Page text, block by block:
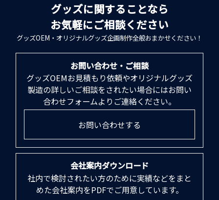
グッズに関することなら
お気軽にご相談ください
グッズOEM・オリジナルグッズ企画制作全般おまかせください！
お問い合わせ・ご相談
グッズOEMお見積もり依頼やオリジナルグッズ
製造の詳しいご相談をされたい場合にはお問い
合わせフォームよりご連絡ください。
お問い合わせする
会社案内ダウンロード
社内で検討されたい方のために実績などをまと
めた会社案内をPDFでご用意しています。